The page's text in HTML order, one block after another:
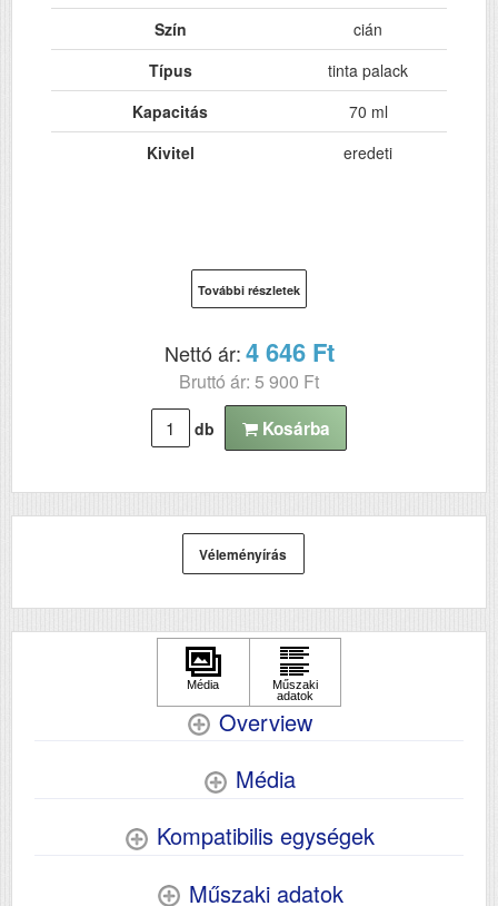
Szín
cián
Típus
tinta palack
Kapacitás
70 ml
Kivitel
eredeti
További részletek
Nettó ár:4 646 Ft
Bruttó ár: 5 900 Ft
db Kosárba
Véleményírás
Overview
Média
Kompatibilis egységek
Műszaki adatok